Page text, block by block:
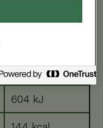
Per porsjon 75 g
604 kJ